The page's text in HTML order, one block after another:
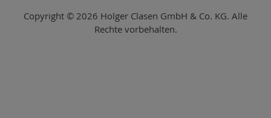
Copyright © 2026 Holger Clasen GmbH & Co. KG. Alle
Rechte vorbehalten.